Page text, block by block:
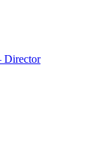
Director